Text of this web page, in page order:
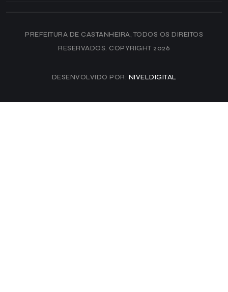
PREFEITURA DE CASTANHEIRA, TODOS OS DIREITOS
RESERVADOS. COPYRIGHT 2026
DESENVOLVIDO POR: NIVELDIGITAL